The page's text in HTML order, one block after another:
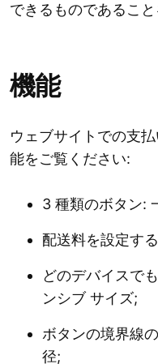
できるものであること
機能
ウェブサイトでの支
能をご覧ください:
3 種類のボタン:
配送料を設定す
どのデバイスで
ンシブ サイズ;
ボタンの境界線
径;